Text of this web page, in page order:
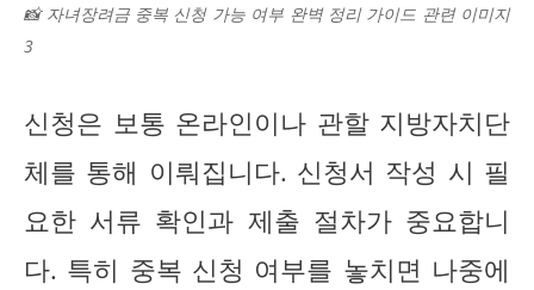
📸 자녀장려금 중복 신청 가능 여부 완벽 정리 가이드 관련 이미지
3
신청은 보통 온라인이나 관할 지방자치단
체를 통해 이뤄집니다. 신청서 작성 시 필
요한 서류 확인과 제출 절차가 중요합니
다. 특히 중복 신청 여부를 놓치면 나중에